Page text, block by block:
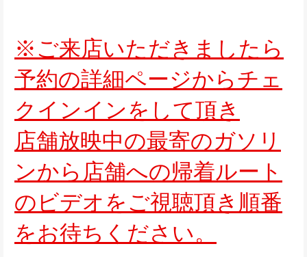
※ご来店いただきましたら
予約の詳細ページからチェ
クインインをして頂き
店舗放映中の最寄のガソリ
ンから店舗への帰着ルート
のビデオをご視聴頂き順番
をお待ちください。